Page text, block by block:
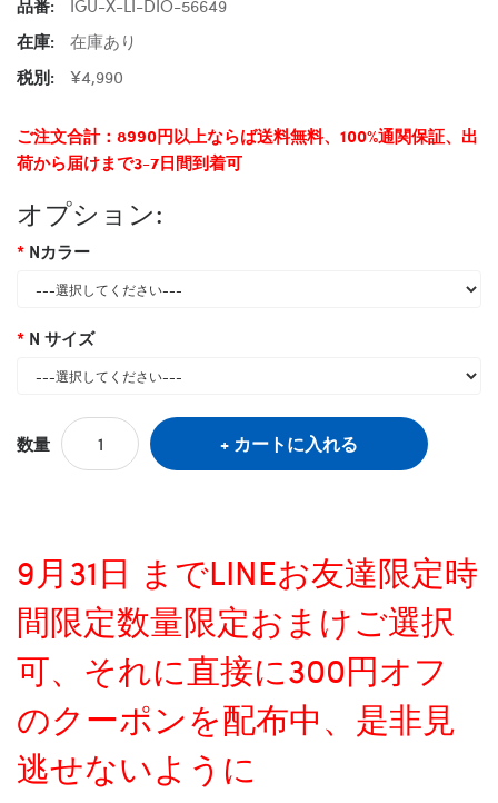
品番:
IGU-X-LI-DIO-56649
在庫:
在庫あり
税別:
¥4,990
ご注文合計：8990円以上ならば送料無料、100%通関保証、出
荷から届けまで3-7日間到着可
オプション:
Nカラー
N サイズ
数量 カートに入れる
9月31日 までLINEお友達限定時
間限定数量限定おまけご選択
可、それに直接に300円オフ
のクーポンを配布中、是非見
逃せないように